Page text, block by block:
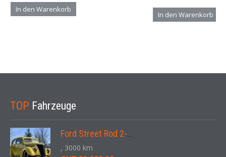
In den Warenkorb
In den Warenkorb
TOP Fahrzeuge
Ford Street Rod 2-Door V8 Aut. 1937
, 3000 km